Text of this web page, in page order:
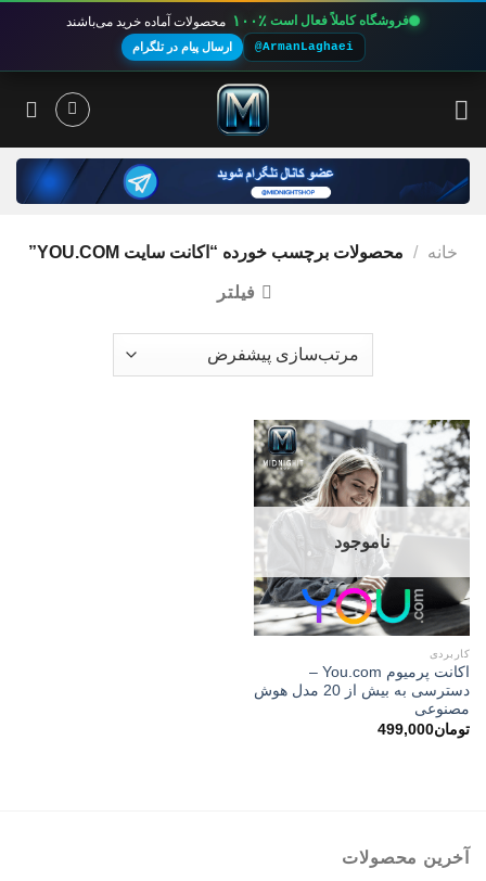
فروشگاه کاملاً فعال است ۱۰۰٪ محصولات آماده خرید می‌باشند
@ArmanLaghaei ارسال پیام در تلگرام
خانه / محصولات برچسب خورده “اکانت سایت YOU.COM”
فیلتر
ناموجود
کاربردی
اکانت پرمیوم You.com –
دسترسی به بیش از 20 مدل هوش
مصنوعی
تومان499,000
آخرین محصولات